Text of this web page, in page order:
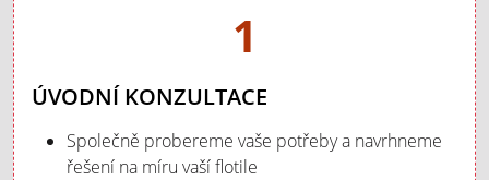
1
ÚVODNÍ KONZULTACE
Společně probereme vaše potřeby a navrhneme
řešení na míru vaší flotile